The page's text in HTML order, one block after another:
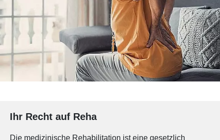
Ihr Recht auf Reha
Die medizinische Rehabilitation ist eine gesetzlich